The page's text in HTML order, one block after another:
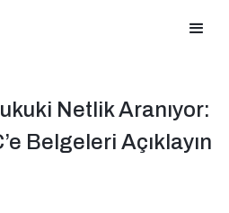
Netlik Aranıyor:
Belgeleri Açıklayın